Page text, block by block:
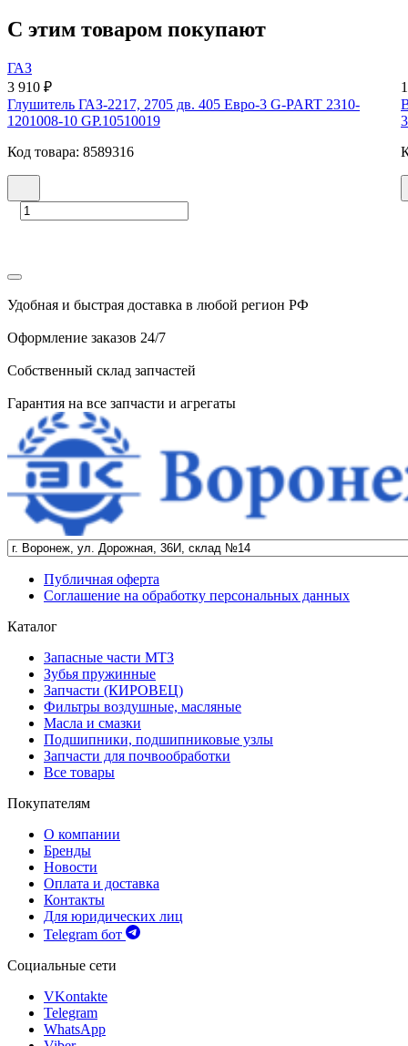
С этим товаром покупают
ГАЗ
3 910 ₽
Глушитель ГАЗ-2217, 2705 дв. 405 Евро-3 G-PART 2310-
1201008-10 GP.10510019
Код товара: 8589316
Удобная и быстрая доставка в любой регион РФ
Оформление заказов 24/7
Собственный склад запчастей
Гарантия на все запчасти и агрегаты
Публичная оферта
Соглашение на обработку персональных данных
Каталог
Запасные части МТЗ
Зубья пружинные
Запчасти (КИРОВЕЦ)
Фильтры воздушные, масляные
Масла и смазки
Подшипники, подшипниковые узлы
Запчасти для почвообработки
Все товары
Покупателям
О компании
Бренды
Новости
Оплата и доставка
Контакты
Для юридических лиц
Telegram бот
Социальные сети
VKontakte
Telegram
WhatsApp